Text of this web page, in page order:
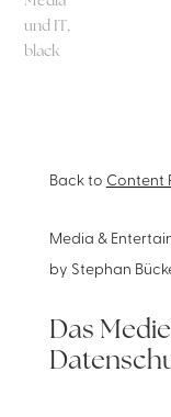
Back to Content
Media &
by Stephan
Das